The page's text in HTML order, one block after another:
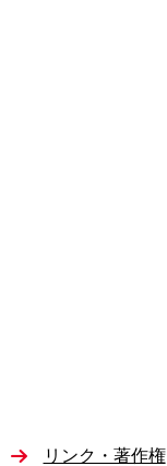
リンク・著作権